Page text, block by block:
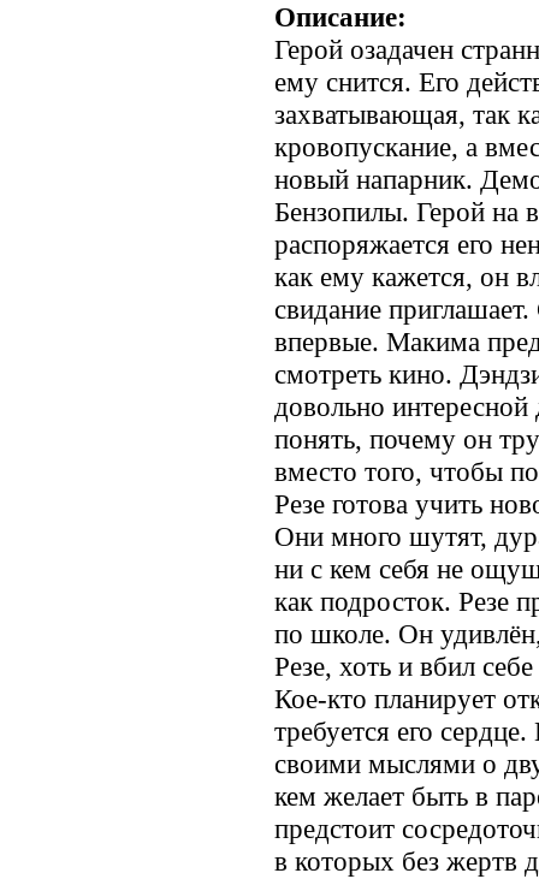
Описание:
Герой озадачен
ему снится. Его
захватывающая, так
кровопускание, а
новый напарник.
Бензопилы. Герой на
распоряжается его
как ему кажется, он
свидание
впервые. Макима
смотреть кино.
довольно
понять, почему он
вместо того, чтобы
Резе готова учить
Они много шутят,
ни с кем себя не
как подросток. Резе
по школе. Он
Резе, хоть и вбил
Кое-кто планирует
требуется его
своими мыслями о
кем желает быть в
предстоит
в которых без жертв